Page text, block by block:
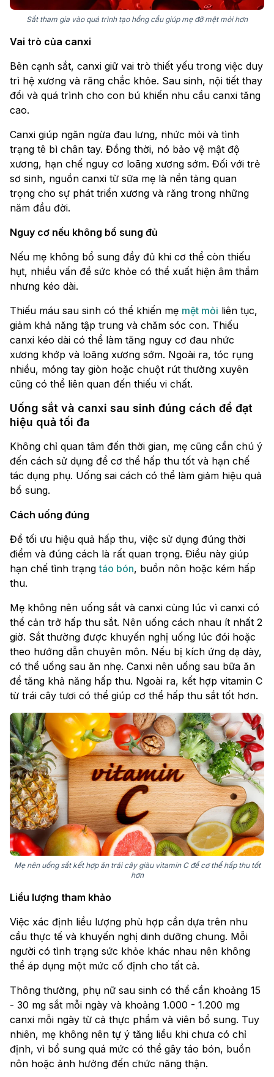
Sắt tham gia vào quá trình tạo hồng cầu giúp mẹ đỡ mệt mỏi hơn
Vai trò của canxi
Bên cạnh sắt, canxi giữ vai trò thiết yếu trong việc duy
trì hệ xương và răng chắc khỏe. Sau sinh, nội tiết thay
đổi và quá trình cho con bú khiến nhu cầu canxi tăng
cao.
Canxi giúp ngăn ngừa đau lưng, nhức mỏi và tình
trạng tê bì chân tay. Đồng thời, nó bảo vệ mật độ
xương, hạn chế nguy cơ loãng xương sớm. Đối với trẻ
sơ sinh, nguồn canxi từ sữa mẹ là nền tảng quan
trọng cho sự phát triển xương và răng trong những
năm đầu đời.
Nguy cơ nếu không bổ sung đủ
Nếu mẹ không bổ sung đầy đủ khi cơ thể còn thiếu
hụt, nhiều vấn đề sức khỏe có thể xuất hiện âm thầm
nhưng kéo dài.
Thiếu máu sau sinh có thể khiến mẹ mệt mỏi liên tục,
giảm khả năng tập trung và chăm sóc con. Thiếu
canxi kéo dài có thể làm tăng nguy cơ đau nhức
xương khớp và loãng xương sớm. Ngoài ra, tóc rụng
nhiều, móng tay giòn hoặc chuột rút thường xuyên
cũng có thể liên quan đến thiếu vi chất.
Uống sắt và canxi sau sinh đúng cách để đạt
hiệu quả tối đa
Không chỉ quan tâm đến thời gian, mẹ cũng cần chú ý
đến cách sử dụng để cơ thể hấp thu tốt và hạn chế
tác dụng phụ. Uống sai cách có thể làm giảm hiệu quả
bổ sung.
Cách uống đúng
Để tối ưu hiệu quả hấp thu, việc sử dụng đúng thời
điểm và đúng cách là rất quan trọng. Điều này giúp
hạn chế tình trạngtáo bón, buồn nôn hoặc kém hấp
thu.
Mẹ không nên uống sắt và canxi cùng lúc vì canxi có
thể cản trở hấp thu sắt. Nên uống cách nhau ít nhất 2
giờ. Sắt thường được khuyến nghị uống lúc đói hoặc
theo hướng dẫn chuyên môn. Nếu bị kích ứng dạ dày,
có thể uống sau ăn nhẹ. Canxi nên uống sau bữa ăn
để tăng khả năng hấp thu. Ngoài ra, kết hợp vitamin C
từ trái cây tươi có thể giúp cơ thể hấp thu sắt tốt hơn.
Mẹ nên uống sắt kết hợp ăn trái cây giàu vitamin C để cơ thể hấp thu tốt
hơn
Liều lượng tham khảo
Việc xác định liều lượng phù hợp cần dựa trên nhu
cầu thực tế và khuyến nghị dinh dưỡng chung. Mỗi
người có tình trạng sức khỏe khác nhau nên không
thể áp dụng một mức cố định cho tất cả.
Thông thường, phụ nữ sau sinh có thể cần khoảng 15
- 30 mg sắt mỗi ngày và khoảng 1.000 - 1.200 mg
canxi mỗi ngày từ cả thực phẩm và viên bổ sung. Tuy
nhiên, mẹ không nên tự ý tăng liều khi chưa có chỉ
định, vì bổ sung quá mức có thể gây táo bón, buồn
nôn hoặc ảnh hưởng đến chức năng thận.